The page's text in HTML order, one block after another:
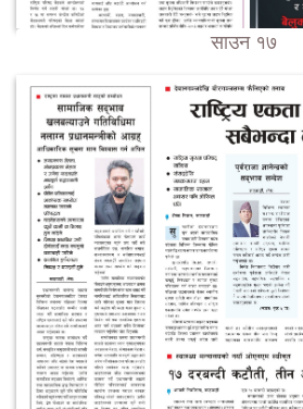
साउन १७